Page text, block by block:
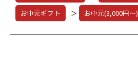
お中元ギフト
＞ お中元(3,000円～)